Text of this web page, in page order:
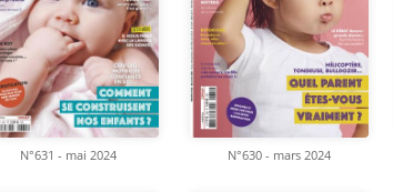
N°631 - mai 2024 N°630 - mars 2024